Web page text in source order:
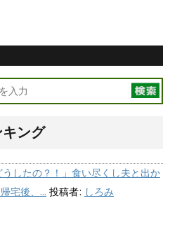
ング
うしたの？！」食い尽くし夫と出か
宅後、... 投稿者: しろみ